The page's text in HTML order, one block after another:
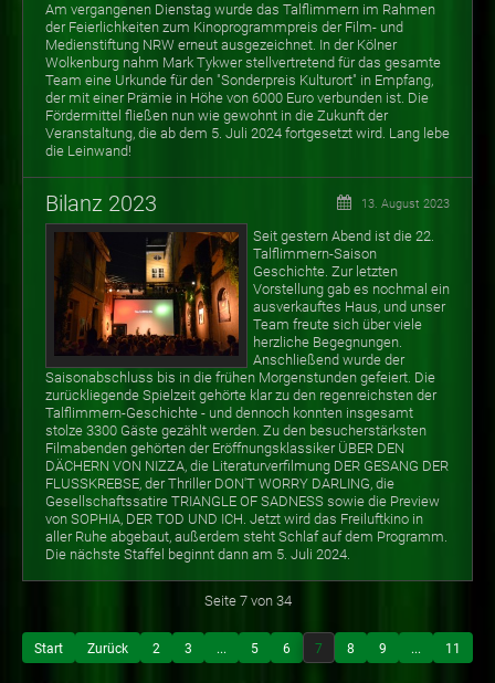
Am vergangenen Dienstag wurde das Talflimmern im Rahmen
der Feierlichkeiten zum Kinoprogrammpreis der Film- und
Medienstiftung NRW erneut ausgezeichnet. In der Kölner
Wolkenburg nahm Mark Tykwer stellvertretend für das gesamte
Team eine Urkunde für den "Sonderpreis Kulturort" in Empfang,
der mit einer Prämie in Höhe von 6000 Euro verbunden ist. Die
Fördermittel fließen nun wie gewohnt in die Zukunft der
Veranstaltung, die ab dem 5. Juli 2024 fortgesetzt wird. Lang lebe
die Leinwand!
Bilanz 2023 13. August 2023
Seit gestern Abend ist die 22.
Talflimmern-Saison
Geschichte. Zur letzten
Vorstellung gab es nochmal ein
ausverkauftes Haus, und unser
Team freute sich über viele
herzliche Begegnungen.
Anschließend wurde der
Saisonabschluss bis in die frühen Morgenstunden gefeiert. Die
zurückliegende Spielzeit gehörte klar zu den regenreichsten der
Talflimmern-Geschichte - und dennoch konnten insgesamt
stolze 3300 Gäste gezählt werden. Zu den besucherstärksten
Filmabenden gehörten der Eröffnungsklassiker ÜBER DEN
DÄCHERN VON NIZZA, die Literaturverfilmung DER GESANG DER
FLUSSKREBSE, der Thriller DON'T WORRY DARLING, die
Gesellschaftssatire TRIANGLE OF SADNESS sowie die Preview
von SOPHIA, DER TOD UND ICH. Jetzt wird das Freiluftkino in
aller Ruhe abgebaut, außerdem steht Schlaf auf dem Programm.
Die nächste Staffel beginnt dann am 5. Juli 2024.
Seite 7 von 34
Start Zurück 2 3 ... 5 6 7 8 9 ... 11